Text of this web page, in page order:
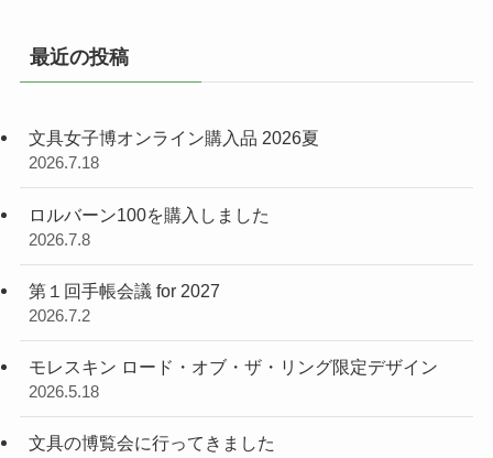
最近の投稿
文具女子博オンライン購入品 2026夏
2026.7.18
ロルバーン100を購入しました
2026.7.8
第１回手帳会議 for 2027
2026.7.2
モレスキン ロード・オブ・ザ・リング限定デザイン
2026.5.18
文具の博覧会に行ってきました